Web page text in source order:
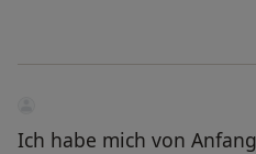
Ich habe mich von